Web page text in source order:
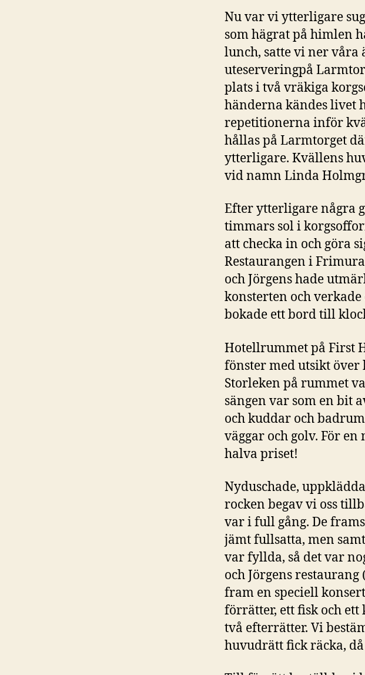
Nu var vi ytterligare
som hägrat på himlen
lunch, satte vi ner våra
uteserveringpå
plats i två vräkiga
händerna kändes livet
repetitionerna inför
hållas på Larmtorget
ytterligare. Kvällens
vid namn Linda
Efter ytterligare några
timmars sol i
att checka in och göra
Restaurangen i
och Jörgens hade
konsterten och
bokade ett bord till
Hotellrummet på First
fönster med utsikt över
Storleken på rummet
sängen var som en bit
och kuddar och
väggar och golv. För
halva priset!
Nyduschade,
rocken begav vi oss
var i full gång. De
jämt fullsatta, men
var fyllda, så det var
och Jörgens
fram en speciell
förrätter, ett fisk och
två efterrätter. Vi
huvudrätt fick räcka,